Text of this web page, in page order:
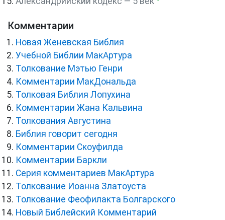
Комментарии
Новая Женевская Библия
Учебной Библии МакАртура
Толкование Мэтью Генри
Комментарии МакДональда
Толковая Библия Лопухина
Комментарии Жана Кальвина
Толкования Августина
Библия говорит сегодня
Комментарии Скоуфилда
Комментарии Баркли
Серия комментариев МакАртура
Толкование Иоанна Златоуста
Толкование Феофилакта Болгарского
Новый Библейский Комментарий